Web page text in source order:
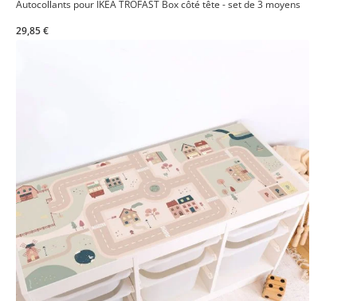
Autocollants pour IKEA TROFAST Box côté tête - set de 3 moyens
29,85 €